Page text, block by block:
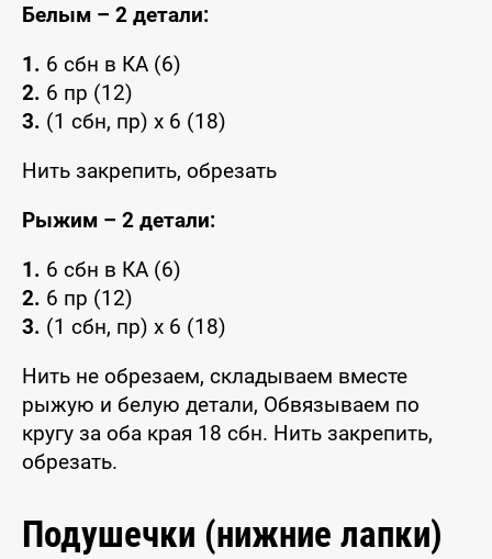
Белым – 2 детали:
1. 6 сбн в КА (6)
2. 6 пр (12)
3. (1 сбн, пр) x 6 (18)
Нить закрепить, обрезать
Рыжим – 2 детали:
1. 6 сбн в КА (6)
2. 6 пр (12)
3. (1 сбн, пр) x 6 (18)
Нить не обрезаем, складываем вместе
рыжую и белую детали, Обвязываем по
кругу за оба края 18 сбн. Нить закрепить,
обрезать.
Подушечки (нижние лапки)